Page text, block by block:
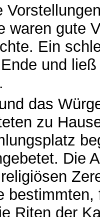
waren gute
Ein
und
das
zu
Die
Riten der